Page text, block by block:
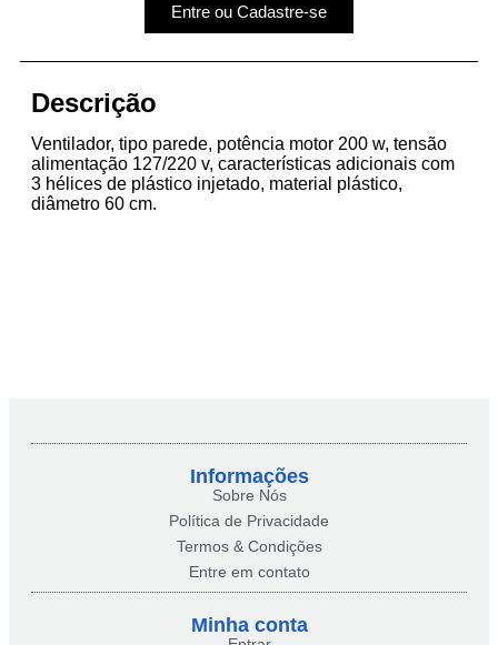
Entre ou Cadastre-se
Descrição
Ventilador, tipo parede, potência motor 200 w, tensão
alimentação 127/220 v, características adicionais com
3 hélices de plástico injetado, material plástico,
diâmetro 60 cm.
Informações
Sobre Nós
Política de Privacidade
Termos & Condições
Entre em contato
Minha conta​